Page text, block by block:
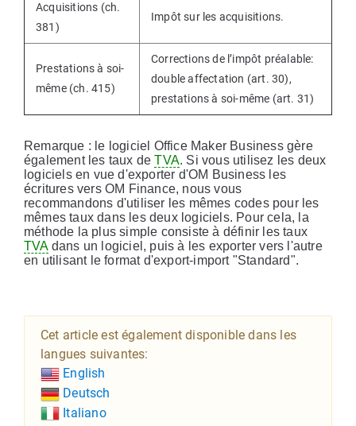
Acquisitions (ch.
381)
Impôt sur les acquisitions.
Prestations à soi-
même (ch. 415)
Corrections de l’impôt préalable:
double affectation (art. 30),
prestations à soi-même (art. 31)
Remarque : le logiciel Office Maker Business gère
également les taux deTVA. Si vous utilisez les deux
logiciels en vue d'exporter d'OM Business les
écritures vers OM Finance, nous vous
recommandons d'utiliser les mêmes codes pour les
mêmes taux dans les deux logiciels. Pour cela, la
méthode la plus simple consiste à définir les taux
TVAdans un logiciel, puis à les exporter vers l'autre
en utilisant le format d'export-import "Standard".
Cet article est également disponible dans les
langues suivantes:
English
Deutsch
Italiano